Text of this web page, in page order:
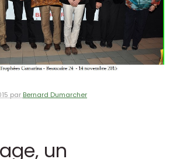
par Bernard Dumarcher
un